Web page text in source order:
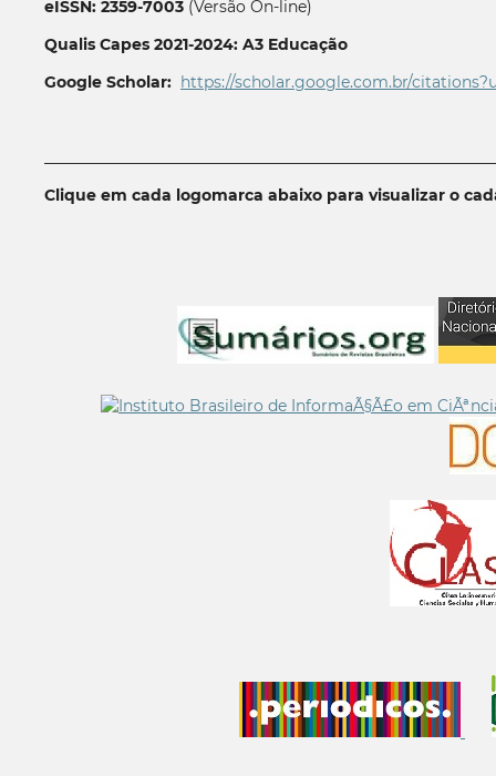
eISSN: 2359-7003(Versão On-line)
Qualis Capes 2021-2024: A3 Educação
Google Scholar: https://scholar.google.com.br/
Clique em cada logomarca abaixo para visualizar o